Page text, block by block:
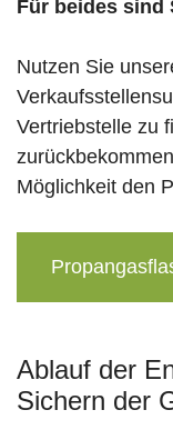
Für beides sind
Nutzen Sie
Vertriebstelle zu
Möglichkeit den
Ablauf der
Sichern der